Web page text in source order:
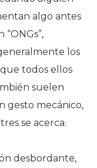
algo antes
los
todos ellos
suelen
gesto mecánico,
se acerca.
desbordante,